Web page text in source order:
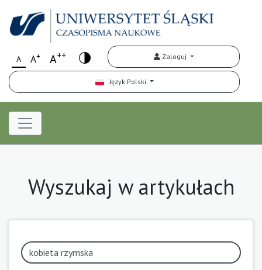
A A+ A++ Zaloguj
Język Polski
Wyszukaj w artykułach